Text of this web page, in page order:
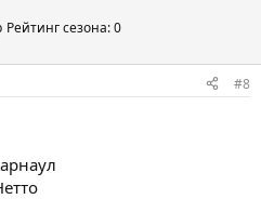
Рейтинг сезона: 0
#8